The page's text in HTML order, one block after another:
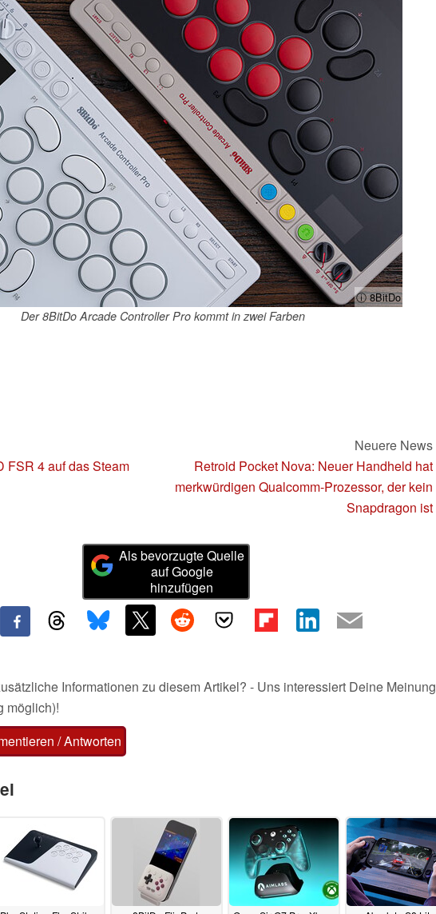
ⓘ 8BitDo
Der 8BitDo Arcade Controller Pro kommt in zwei Farben
FSR 4 auf das Steam
Neuere News
Retroid Pocket Nova: Neuer Handheld hat
merkwürdigen Qualcomm-Prozessor, der kein
Snapdragon ist
Als bevorzugte Quelle
auf Google
hinzufügen
Informationen zu diesem Artikel? - Uns interessiert Deine Meinung
möglich)!
/ Antworten